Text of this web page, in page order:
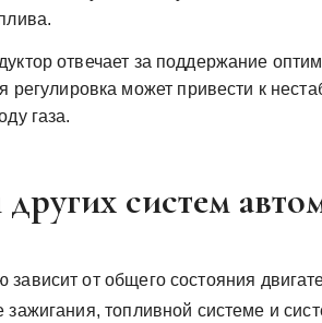
отвечает за поддержание
может привести к
газа.
систем
от общего состояния
топливной системе и